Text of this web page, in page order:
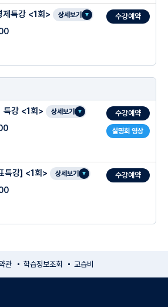
- 유전자와 유전형질
질 - 사람의 유전과 가계도
- 염색체와 유전자 이상
와 DNA 복제)
은 경우 선생님 직접 상담 실시
특성
기본 개념 및 기본 기출 문제 풀이 (1)
최고 레벨 기출 문제 숏 컷 풀이 스킬 & 최고 레벨 문제
분열 기본 개념 (1)
분열 최고 레벨 숏 컷 풀이 스킬 & 문제 풀이 (2)
지 제공
무제한 질의응답
와 지속가능한 삶 + 세계적인 분쟁 및 자원의 분포
어로 바꿔주는 수업
평/평가원 문항으로 등급 미리보기
을 제대로 이해하고 싶은 학생
점수 미달, 과제 미흡, 개념이 부족한 학생들과 매주 클
추가자료 제공
정리
&수능 킬러문항까지 학습
도 수강 가능(배울 의지만 있으면 됨)
러문항 수준까지 다양한 유형 학습
항까지 다 다룸(쉬운 풀이방법 제시해드림)
해드립니다.
제특강 <1회> 상세보기 수강예약
우는 강좌
다루는 강의 (최고난이도 문항 자습자료도 추가 제공)
는 강좌
령 학습 (누구나 부담없이 쉽게 배울 수 있습니다)
통계, 그래프 계산 문제 총정리
성된 문제
설명회 영상
특강 <1회> 상세보기 수강예약
간고사 범위를
총 정리
"표" 교재] 제공
특강] <1회> 상세보기 수강예약
결과 문자전송
관 학습정보조회 교습비